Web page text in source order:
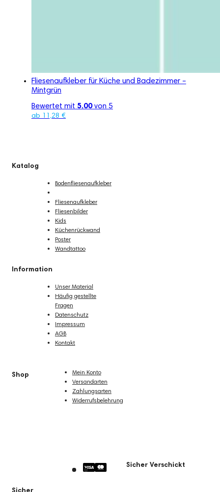
Fliesenaufkleber für Küche und Badezimmer –
Mintgrün
Bewertet mit 5.00von 5
ab 11,28 €
Katalog
Bodenfliesenaufkleber
Fliesenaufkleber
Fliesenbilder
Kids
Küchenrückwand
Poster
Wandtattoo
Information
Unser Material
Häufig gestellte
Fragen
Datenschutz
Impressum
AGB
Kontakt
Shop
Mein Konto
Versandarten
Zahlungsarten
Widerrufsbelehrung
Sicher Verschickt